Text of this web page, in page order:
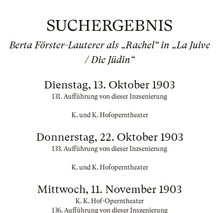
SUCHERGEBNIS
Berta Förster-Lauterer als „Rachel“ in „La Juive
/ Die Jüdin“
Dienstag, 13. Oktober 1903
131. Aufführung von dieser Inzsenierung
K. und K. Hofoperntheater
Donnerstag, 22. Oktober 1903
133. Aufführung von dieser Inzsenierung
K. und K. Hofoperntheater
Mittwoch, 11. November 1903
K. K. Hof-Operntheater
136. Aufführung von dieser Inszenierung